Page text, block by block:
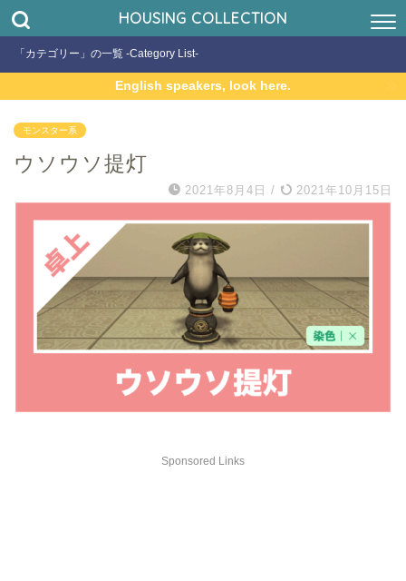
HOUSING COLLECTION
「カテゴリー」の一覧 -Category List-
English speakers, look here.
モンスター系
ウソウソ提灯
2021年8月4日 / 2021年10月15日
Sponsored Links